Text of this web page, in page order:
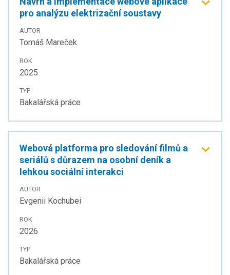
pro analýzu elektrizační soustavy
AUTOR
Tomáš Mareček
ROK
2025
TYP
Bakalářská práce
Webová platforma pro sledování filmů a
seriálů s důrazem na osobní deník a
lehkou sociální interakci
AUTOR
Evgenii Kochubei
ROK
2026
TYP
Bakalářská práce